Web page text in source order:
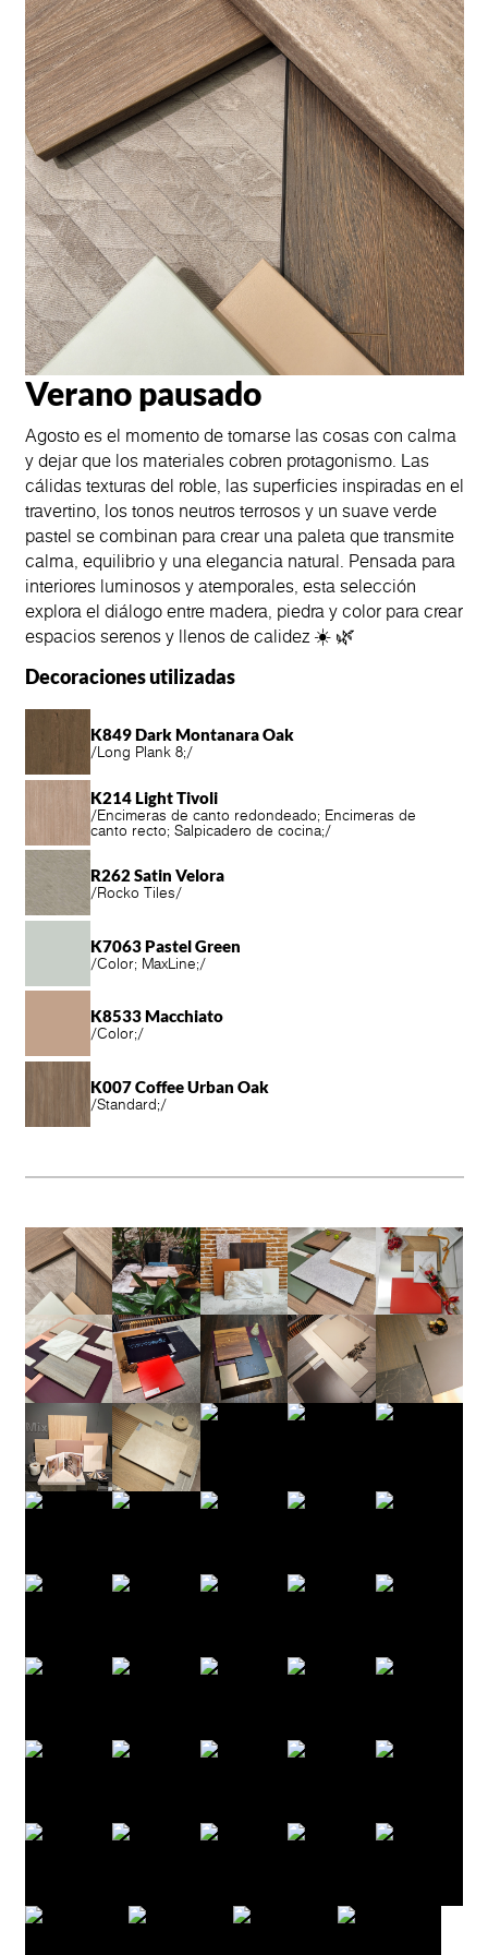
Verano pausado
Agosto es el momento de tomarse las cosas con calma
y dejar que los materiales cobren protagonismo. Las
cálidas texturas del roble, las superficies inspiradas en el
travertino, los tonos neutros terrosos y un suave verde
pastel se combinan para crear una paleta que transmite
calma, equilibrio y una elegancia natural. Pensada para
interiores luminosos y atemporales, esta selección
explora el diálogo entre madera, piedra y color para crear
espacios serenos y llenos de calidez ☀️ 🌿
Decoraciones utilizadas
K849 Dark Montanara Oak
/Long Plank 8;/
K214 Light Tivoli
/Encimeras de canto redondeado; Encimeras de
canto recto; Salpicadero de cocina;/
R262 Satin Velora
/Rocko Tiles/
K7063 Pastel Green
/Color; MaxLine;/
K8533 Macchiato
/Color;/
K007 Coffee Urban Oak
/Standard;/